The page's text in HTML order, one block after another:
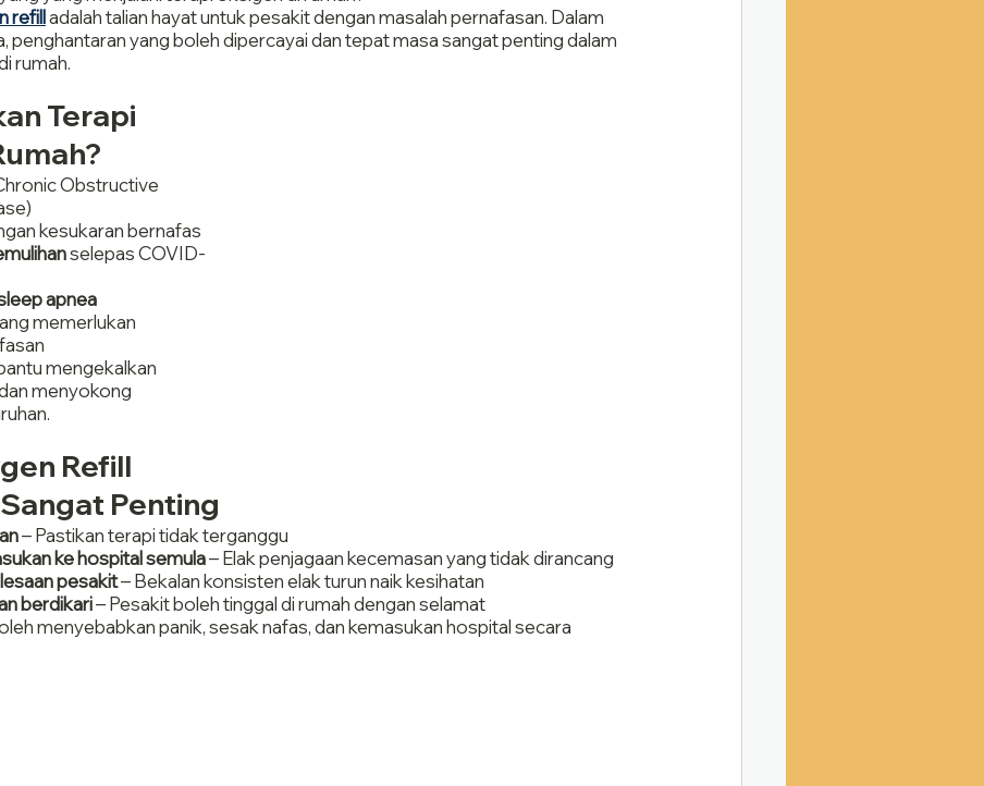
refill adalah talian hayat untuk pesakit dengan masalah pernafasan. Dalam
penghantaran yang boleh dipercayai dan tepat masa sangat penting dalam
rumah.
Terapi
Obstructive
kesukaran bernafas
selepas COVID-
apnea
memerlukan
mengekalkan
menyokong
Refill
Penting
– Pastikan terapi tidak terganggu
ke hospital semula – Elak penjagaan kecemasan yang tidak dirancang
pesakit – Bekalan konsisten elak turun naik kesihatan
berdikari – Pesakit boleh tinggal di rumah dengan selamat
menyebabkan panik, sesak nafas, dan kemasukan hospital secara